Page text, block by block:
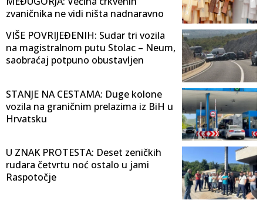
zvaničnika ne vidi ništa nadnaravno
VIŠE POVRIJEĐENIH: Sudar tri vozila
na magistralnom putu Stolac – Neum,
saobraćaj potpuno obustavljen
STANJE NA CESTAMA: Duge kolone
vozila na graničnim prelazima iz BiH u
Hrvatsku
U ZNAK PROTESTA: Deset zeničkih
rudara četvrtu noć ostalo u jami
Raspotočje